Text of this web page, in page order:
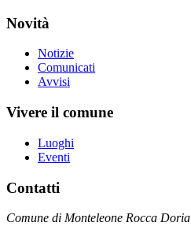
Novità
Notizie
Comunicati
Avvisi
Vivere il comune
Luoghi
Eventi
Contatti
Comune di Monteleone Rocca Doria